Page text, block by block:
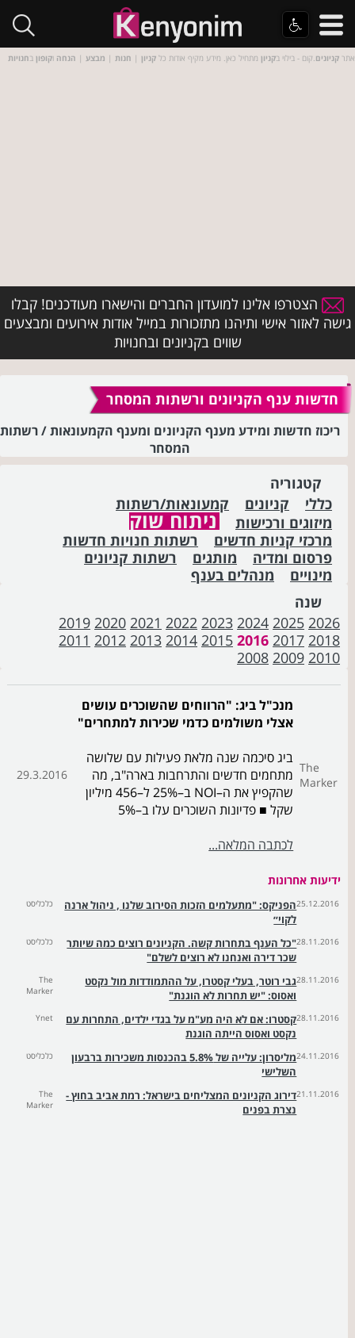
אתר קניונים.קום - בילוי בקניון מתחיל כאן. מידע מקיף אודות כל קניון | חנות | מבצע | הנחה וקופון בחנויות
הצטרפו אלינו למועדון החברים והישארו מעודכנים! קבלו
גישה לאזור אישי ותיהנו מתזכורות במייל אודות אירועים ומבצעים
שווים בקניונים ובחנויות
חדשות ענף הקניונים ורשתות המסחר
ריכוז חדשות ומידע מענף הקניונים ומענף הקמעונאות / רשתות
המסחר
קטגוריה
כללי
קניונים
קמעונאות/רשתות
מיזוגים ורכישות
ניתוח שוק
מרכזי קניות חדשים
רשתות חנויות חדשות
פרסום ומדיה
מותגים
רשתות קניונים
מינויים
מנהלים בענף
שנה
2026
2025
2024
2023
2022
2021
2020
2019
2018
2017
2016
2015
2014
2013
2012
2011
2010
2009
2008
The
Marker
מנכ"ל ביג: "הרווחים שהשוכרים עושים
אצלי משולמים כדמי שכירות למתחרים"
ביג סיכמה שנה מלאת פעילות עם שלושה
מתחמים חדשים והתרחבות בארה"ב, מה
שהקפיץ את ה–NOI ב–25% ל–456 מיליון
שקל ■ פדיונות השוכרים עלו ב–5%
לכתבה המלאה...
29.3.2016
ידיעות אחרונות
25.12.2016הפניקס: "מתעלמים הזכות הסירוב שלנו , ניהול ארנה
לקוי״
כלכליסט
28.11.2016"כל הענף בתחרות קשה. הקניונים רוצים כמה שיותר
שכר דירה ואנחנו לא רוצים לשלם"
כלכליסט
28.11.2016גבי רוטר, בעלי קסטרו, על ההתמודדות מול נקסט
ואסוס: "יש תחרות לא הוגנת"
The
Marker
28.11.2016קסטרו: אם לא היה מע"מ על בגדי ילדים, התחרות עם
נקסט ואסוס הייתה הוגנת
Ynet
24.11.2016
מליסרון: עלייה של 5.8% בהכנסות משכירות ברבעון
השלישי
כלכליסט
21.11.2016דירוג הקניונים המצליחים בישראל: רמת אביב בחוץ -
נצרת בפנים
The
Marker